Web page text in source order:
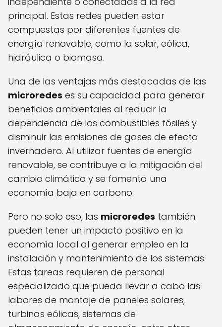
principal. Estas redes pueden estar
compuestas por diferentes fuentes de
energía renovable, como la solar, eólica,
hidráulica o biomasa.
Una de las ventajas más destacadas de las
microredes es su capacidad para generar
beneficios ambientales al reducir la
dependencia de los combustibles fósiles y
disminuir las emisiones de gases de efecto
invernadero. Al utilizar fuentes de energía
renovable, se contribuye a la mitigación del
cambio climático y se fomenta una
economía baja en carbono.
Pero no solo eso, las microredes también
pueden tener un impacto positivo en la
economía local al generar empleo en la
instalación y mantenimiento de los sistemas.
Estas tareas requieren de personal
especializado que pueda llevar a cabo las
labores de montaje de paneles solares,
turbinas eólicas, sistemas de